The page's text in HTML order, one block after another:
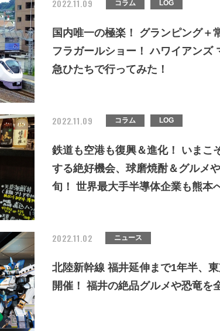
2022.11.09 コラム LOG
国内唯一の極楽！ グランピング＋
フラガールショー！ ハワイアンズ
急ひたちで行ってみた！
2022.11.09 コラム LOG
鉄道も空港も復興＆進化！ いまこ
する絶好機会、球磨焼酎＆グルメ
旬！ 世界最大手半導体企業も熊本
2022.11.02 ニュース
北陸新幹線 福井延伸まで1年半、
開催！ 福井の絶品グルメや恐竜を